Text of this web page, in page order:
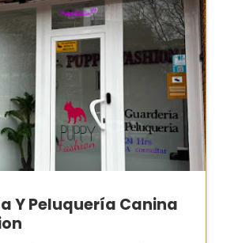
Y Peluquería Canina